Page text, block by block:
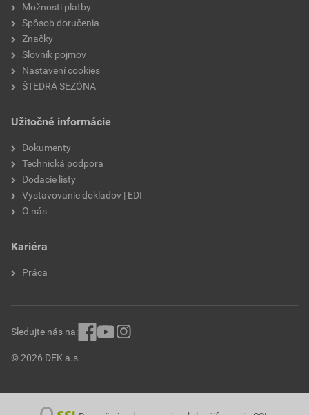
Možnosti platby
Spôsob doručenia
Značky
Slovník pojmov
Nastavení cookies
ŠTEDRÁ SEZÓNA
Užitočné informácie
Dokumenty
Technická podpora
Dodacie listy
Vystavovanie dokladov | EDI
O nás
Kariéra
Práca
© 2026 DEK a.s.
Sledujte nás na: